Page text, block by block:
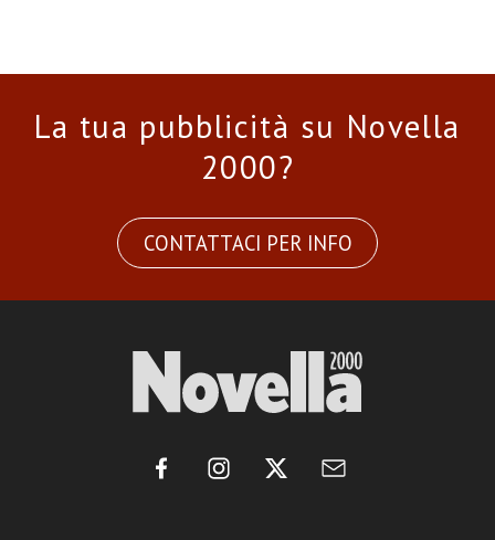
La tua pubblicità su Novella
2000?
CONTATTACI PER INFO